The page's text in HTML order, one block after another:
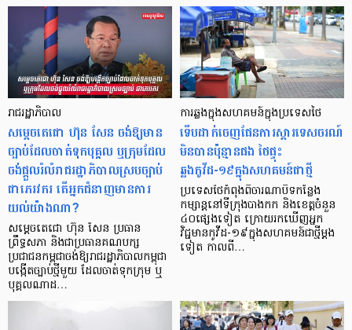
រាជរដ្ឋាភិបាល
សម្តេចតេជោ ហ៊ុន សែន ចង់ឱ្យមាន
ច្បាប់ដែលចាត់ទុកបុគ្គល ឬក្រុមដែល
ចង់ផ្តួលរំលំរាជរដ្ឋាភិបាលស្របច្បាប់
ជាភេរវករ តើអ្នកជំនាញមានការ
យល់យ៉ាងណា?
សម្តេចតេជោ ហ៊ុន សែន ប្រធាន
ព្រឹទ្ធសភា និងជាប្រធានគណបក្ស
ប្រជាជនកម្ពុជាចង់ឱ្យរាជរដ្ឋាភិបាលកម្ពុជា
បង្កើតច្បាប់ថ្មីមួយ ដែលចាត់ទុកក្រុម ឬ
បុគ្គលណាដ…
ការឆ្លងក្នុងសហគមន៍​ក្នុងប្រទេសថៃ
ទើបដាក់ចេញផែនការស្តារទេសចរណ៍
មិនបានប៉ុន្មានផង ថៃផ្ទុះ
ឆ្លងកូវីដ-១៩ក្នុងសហគមន៍ជាថ្មី
ប្រទេសថៃកំពុងពិចារណាបិទកន្លែង
កម្សាន្តនៅទីក្រុងបាងកក និងខេត្តចំនួន
៤០ផ្សេងទៀត ក្រោយរកឃើញអ្នក
វិជ្ជមានកូវីដ-១៩ក្នុងសហគមន៍ជាថ្មីម្តង
ទៀត កាលពី…